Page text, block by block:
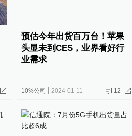
预估今年出货百万台！苹果
头显未到CES，业界看好行
业需求
10%公司 2024-01-11 12